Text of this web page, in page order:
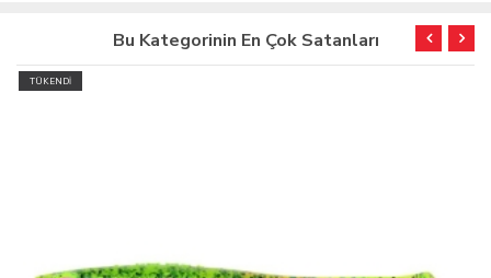
Bu Kategorinin En Çok Satanları
TÜKENDİ